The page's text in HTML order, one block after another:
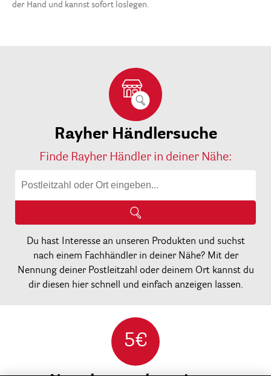
der Hand und kannst sofort loslegen.
Rayher Händlersuche
Finde Rayher Händler in deiner Nähe:
Du hast Interesse an unseren Produkten und suchst
nach einem Fachhändler in deiner Nähe? Mit der
Nennung deiner Postleitzahl oder deinem Ort kannst du
dir diesen hier schnell und einfach anzeigen lassen.
5€